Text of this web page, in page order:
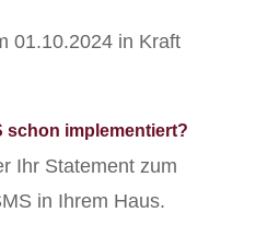
01.10.2024 in Kraft
schon implementiert?
Ihr Statement zum
in Ihrem Haus.